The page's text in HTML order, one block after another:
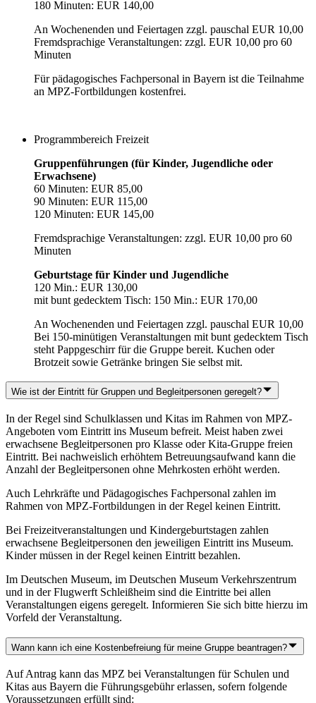
180 Minuten: EUR 140,00
An Wochenenden und Feiertagen zzgl. pauschal EUR 10,00
Fremdsprachige Veranstaltungen: zzgl. EUR 10,00 pro 60
Minuten
Für pädagogisches Fachpersonal in Bayern ist die Teilnahme
an MPZ-Fortbildungen kostenfrei.
Programmbereich Freizeit
Gruppenführungen (für Kinder, Jugendliche oder
Erwachsene)
60 Minuten: EUR 85,00
90 Minuten: EUR 115,00
120 Minuten: EUR 145,00
Fremdsprachige Veranstaltungen: zzgl. EUR 10,00 pro 60
Minuten
Geburtstage für Kinder und Jugendliche
120 Min.: EUR 130,00
mit bunt gedecktem Tisch: 150 Min.: EUR 170,00
An Wochenenden und Feiertagen zzgl. pauschal EUR 10,00
Bei 150-minütigen Veranstaltungen mit bunt gedecktem Tisch
steht Pappgeschirr für die Gruppe bereit. Kuchen oder
Brotzeit sowie Getränke bringen Sie selbst mit.
Wie ist der Eintritt für Gruppen und Begleitpersonen geregelt?
In der Regel sind Schulklassen und Kitas im Rahmen von MPZ-
Angeboten vom Eintritt ins Museum befreit. Meist haben zwei
erwachsene Begleitpersonen pro Klasse oder Kita-Gruppe freien
Eintritt. Bei nachweislich erhöhtem Betreuungsaufwand kann die
Anzahl der Begleitpersonen ohne Mehrkosten erhöht werden.
Auch Lehrkräfte und Pädagogisches Fachpersonal zahlen im
Rahmen von MPZ-Fortbildungen in der Regel keinen Eintritt.
Bei Freizeitveranstaltungen und Kindergeburtstagen zahlen
erwachsene Begleitpersonen den jeweiligen Eintritt ins Museum.
Kinder müssen in der Regel keinen Eintritt bezahlen.
Im Deutschen Museum, im Deutschen Museum Verkehrszentrum
und in der Flugwerft Schleißheim sind die Eintritte bei allen
Veranstaltungen eigens geregelt. Informieren Sie sich bitte hierzu im
Vorfeld der Veranstaltung.
Wann kann ich eine Kostenbefreiung für meine Gruppe beantragen?
Auf Antrag kann das MPZ bei Veranstaltungen für Schulen und
Kitas aus Bayern die Führungsgebühr erlassen, sofern folgende
Voraussetzungen erfüllt sind: